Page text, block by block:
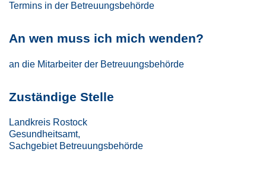
Termins in der Betreuungsbehörde
An wen muss ich mich wenden?
an die Mitarbeiter der Betreuungsbehörde
Zuständige Stelle
Landkreis Rostock
Gesundheitsamt,
Sachgebiet Betreuungsbehörde